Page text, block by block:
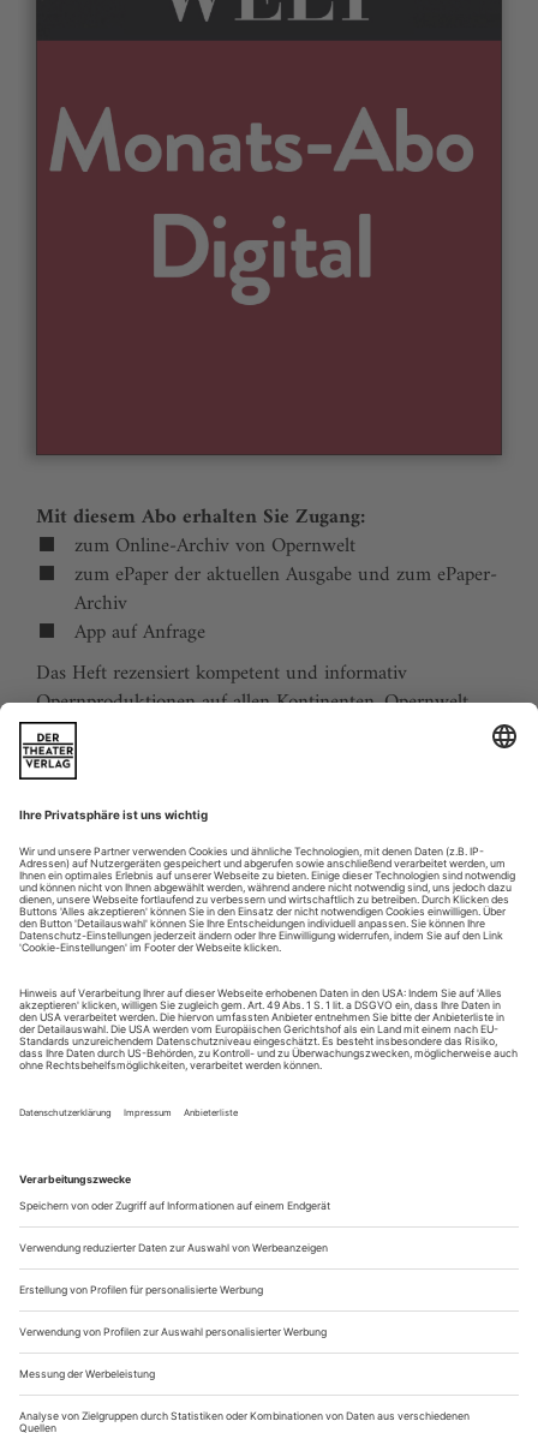
Mit diesem Abo erhalten Sie Zugang:
zum Online-Archiv von Opernwelt
zum ePaper der aktuellen Ausgabe und zum ePaper-
Archiv
App auf Anfrage
Das Heft rezensiert kompetent und informativ
Opernproduktionen auf allen Kontinenten. Opernwelt
zeigt die Welt hinter der Bühne, befragt die Macher und
verfolgt die Kulturpolitik. Große Themenblöcke
behandeln die Geschichte der Oper, bedeutende
Komponisten und die interessantesten Aspekte des
internationalen Musiklebens. Die Premierenvorschau
animiert zu Opernreisen in alle Welt.
Sie erhalten Zugang zum Online-Archiv von Opernwelt
und können sowohl das aktuelle ePaper als auch das
ePaper-Archiv über Ihren Account auf www.der-
theaterverlag.de einsehen. Zugang zur App auf Anfrage.
Das Abonnement hat eine Laufzeit von einem Monat und
verlängert sich jeweils um einen weiteren Monat, sofern
es nicht vom Kunden auf der Seite „Mein Konto/Meine
Bestellungen“ auf www.der-theaterverlag.de gekündigt
in Kraft.
Aus steuerlichen Gründen abweichende Preise für Käufe
außerhalb Deutschlands (Endpreis vor Auslösen der Bestellung
ersichtlich)
9,99 €